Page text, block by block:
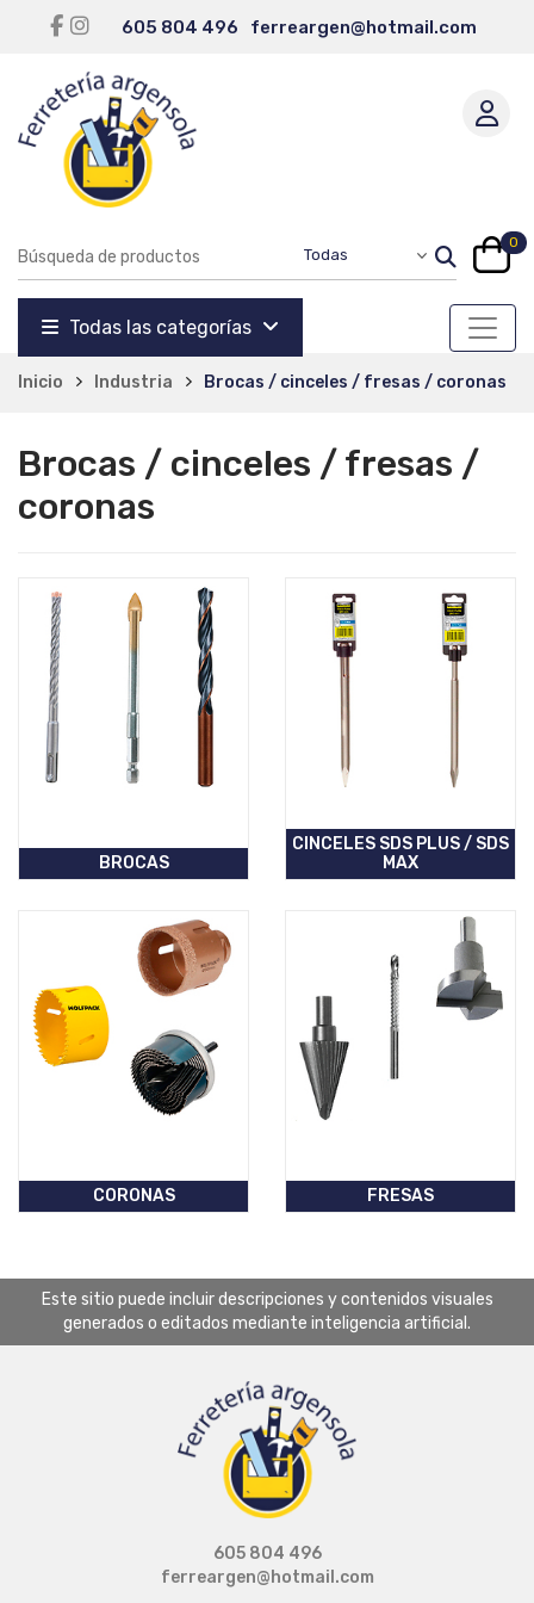
605 804 496 ferreargen@hotmail.com
0
Todas las categorías
Inicio Industria Brocas / cinceles / fresas / coronas
Brocas / cinceles / fresas /
coronas
BROCAS
CINCELES SDS PLUS / SDS
MAX
CORONAS FRESAS
Este sitio puede incluir descripciones y contenidos visuales
generados o editados mediante inteligencia artificial.
605 804 496
ferreargen@hotmail.com